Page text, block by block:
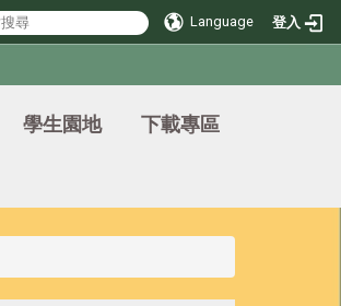
Language 登入
學生園地
下載專區